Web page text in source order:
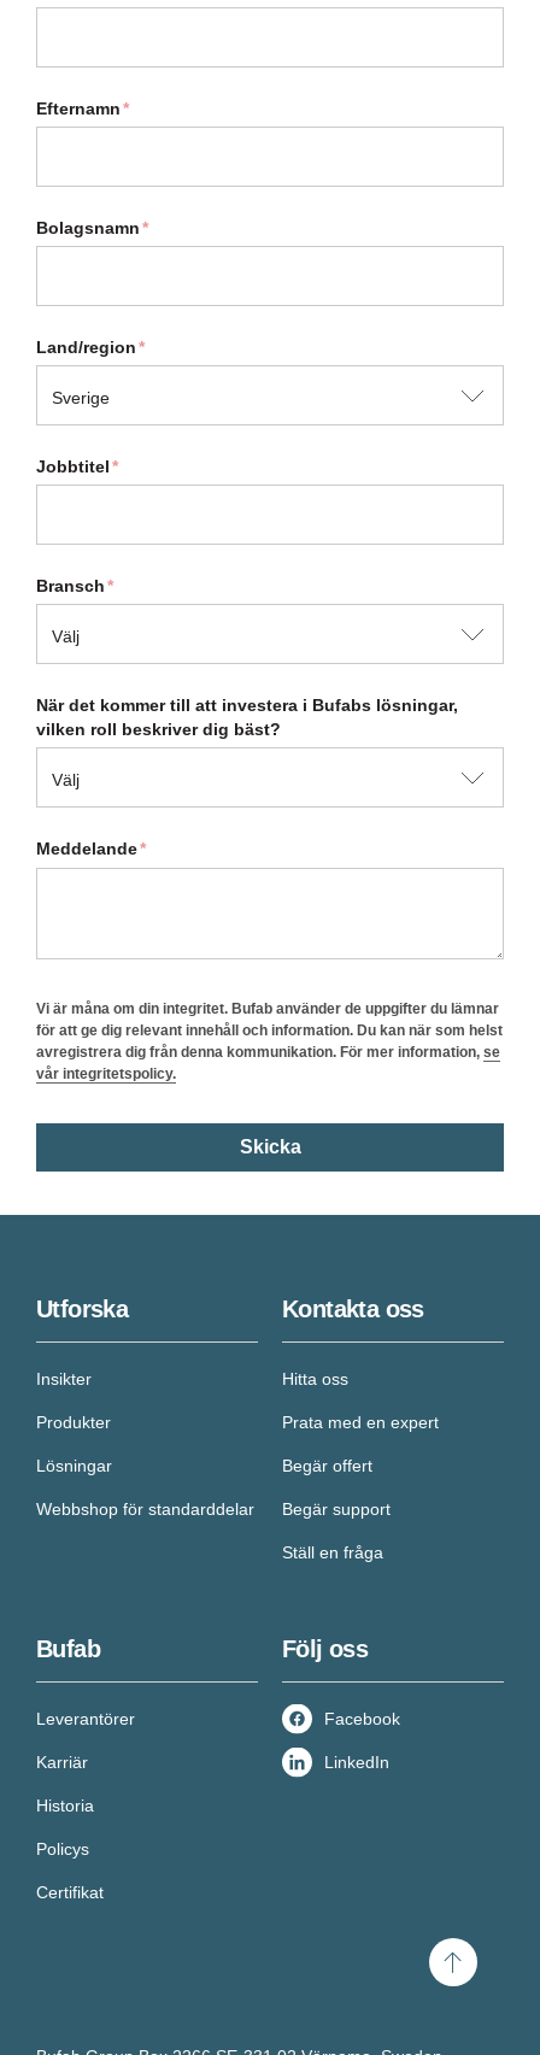
Efternamn*
Bolagsnamn*
Land/region*
Jobbtitel*
Bransch*
När det kommer till att investera i Bufabs lösningar,
vilken roll beskriver dig bäst?
Meddelande*
Vi är måna om din integritet. Bufab använder de uppgifter du lämnar
för att ge dig relevant innehåll och information. Du kan när som helst
avregistrera dig från denna kommunikation. För mer information, se
vår integritetspolicy.
Utforska
Insikter
Produkter
Lösningar
Webbshop för standarddelar
Kontakta oss
Hitta oss
Prata med en expert
Begär offert
Begär support
Ställ en fråga
Bufab
Leverantörer
Karriär
Historia
Policys
Certifikat
Följ oss
Facebook
LinkedIn
Scroll